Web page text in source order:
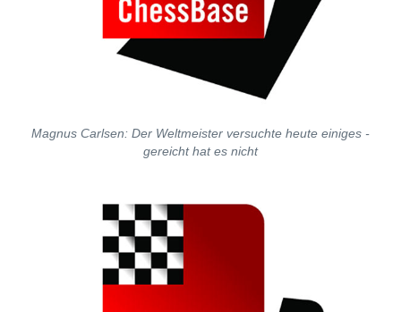
Magnus Carlsen: Der Weltmeister versuchte heute einiges -
gereicht hat es nicht